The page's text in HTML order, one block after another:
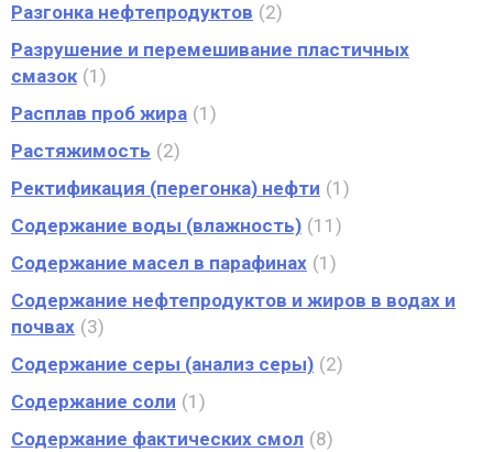
Разгонка нефтепродуктов
2
Разрушение и перемешивание пластичных
смазок 1
Расплав проб жира 1
Растяжимость
2
Ректификация (перегонка) нефти
1
Содержание воды (влажность) 11
Содержание масел в парафинах 1
Содержание нефтепродуктов и жиров в водах и
почвах 3
Содержание серы (анализ серы) 2
Содержание соли
1
Содержание фактических смол
8